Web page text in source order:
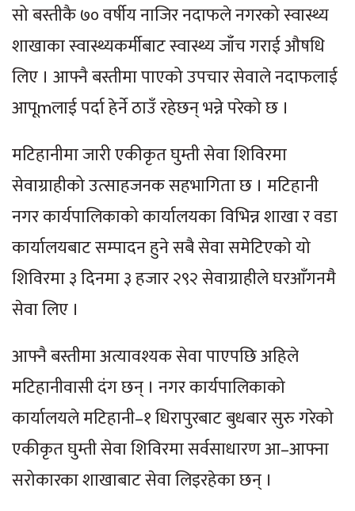
सो बस्तीकै ७० वर्षीय नाजिर नदाफले नगरको स्वास्थ्य
शाखाका स्वास्थ्यकर्मीबाट स्वास्थ्य जाँच गराई औषधि
लिए । आफ्नै बस्तीमा पाएको उपचार सेवाले नदाफलाई
आपूmलाई पर्दा हेर्ने ठाउँ रहेछन् भन्ने परेको छ ।
मटिहानीमा जारी एकीकृत घुम्ती सेवा शिविरमा
सेवाग्राहीको उत्साहजनक सहभागिता छ । मटिहानी
नगर कार्यपालिकाको कार्यालयका विभिन्न शाखा र वडा
कार्यालयबाट सम्पादन हुने सबै सेवा समेटिएको यो
शिविरमा ३ दिनमा ३ हजार २९२ सेवाग्राहीले घरआँगनमै
सेवा लिए ।
आफ्नै बस्तीमा अत्यावश्यक सेवा पाएपछि अहिले
मटिहानीवासी दंग छन् । नगर कार्यपालिकाको
कार्यालयले मटिहानी–१ धिरापुरबाट बुधबार सुरु गरेको
एकीकृत घुम्ती सेवा शिविरमा सर्वसाधारण आ–आफ्ना
सरोकारका शाखाबाट सेवा लिइरहेका छन् ।